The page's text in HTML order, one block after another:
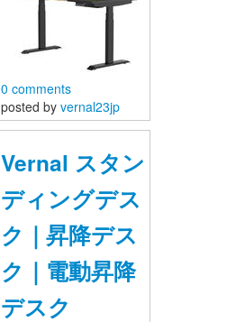
0 comments
posted by vernal23jp
Vernal スタン
ディングデス
ク｜昇降デス
ク｜電動昇降
デスク